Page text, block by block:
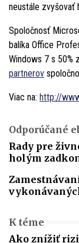
neustále zvyšovať
Spoločnosť
balíka Office
Windows 7 s 50%
partnerov
Viac na: http://
Odporúčané
Rady pre
holým
K téme
Ako znížiť